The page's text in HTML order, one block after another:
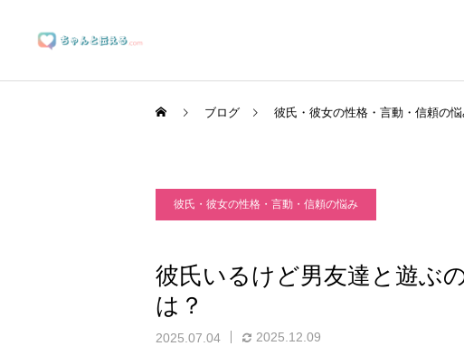
ブランディングサポート
ブログ 彼氏・彼女の性格・言動・信頼の
彼氏・彼女の性格・言動・信頼の悩み
彼氏いるけど男友達と遊ぶ
は？
2025.07.04 2025.12.09